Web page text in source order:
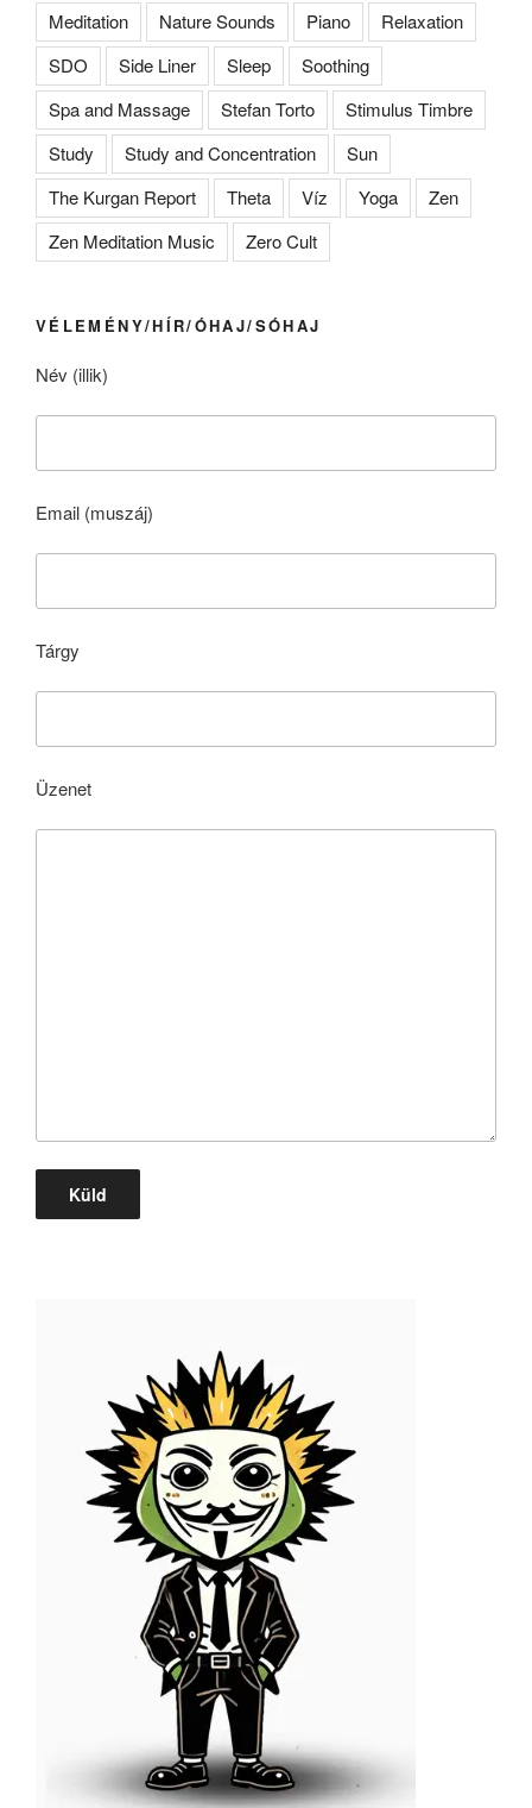
Meditation Nature Sounds Piano
Relaxation
SDO
Side Liner Sleep
Soothing
Spa and Massage
Stefan Torto
Stimulus Timbre
Study
Study and Concentration
Sun
The Kurgan Report
Theta Víz Yoga
Zen
Zen Meditation Music
Zero Cult
VÉLEMÉNY/HÍR/ÓHAJ/SÓHAJ
Név (illik)
Email (muszáj)
Tárgy
Üzenet